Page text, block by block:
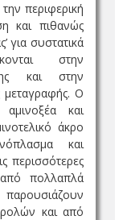
περιφερική
και πιθανώς
για συστατικά
στην
και στην
μεταγραφής. Ο
και
άκρο
και
περισσότερες
από πολλαπλά
και από